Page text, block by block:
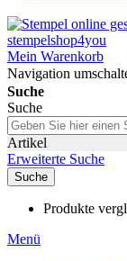
Mein Warenkorb
Navigation
Suche
Suche
Artikel
Erweiterte Suche
Suche
Produkte
Menü